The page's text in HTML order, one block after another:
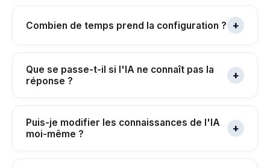
Combien de temps prend la configuration ? +
Que se passe-t-il si l'IA ne connaît pas la
réponse ?
+
Puis-je modifier les connaissances de l'IA
moi-même ?
+